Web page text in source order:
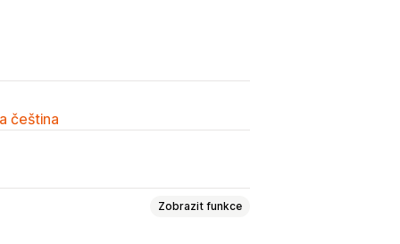
čeština
Zobrazit funkce